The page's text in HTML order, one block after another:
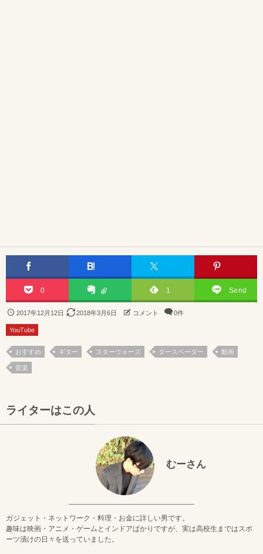
0 1 Send
2017年12月12日 2018年3月6日 コメント 0件
YouTube
おすすめ ギター スターウォーズ ダースベーダー 動画
音楽
ライターはこの人
むーさん
ガジェット・ネットワーク・料理・お金に詳しい男です。
趣味は映画・アニメ・ゲームとインドアばかりですが、実は高校生まではスポ
ーツ漬けの日々を送っていました。